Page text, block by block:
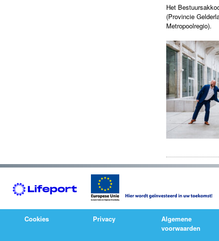
Het
(Provincie
Metropoolregio).
Cookies Privacy
Algemene
voorwaarden